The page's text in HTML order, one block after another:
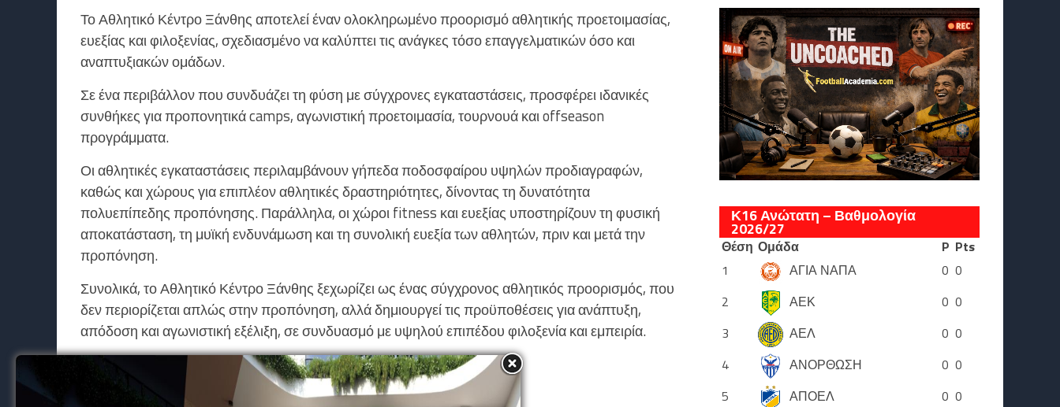
Το Αθλητικό Κέντρο Ξάνθης αποτελεί έναν ολοκληρωμένο προορισμό αθλητικής προετοιμασίας,
ευεξίας και φιλοξενίας, σχεδιασμένο να καλύπτει τις ανάγκες τόσο επαγγελματικών όσο και
αναπτυξιακών ομάδων.
Σε ένα περιβάλλον που συνδυάζει τη φύση με σύγχρονες εγκαταστάσεις, προσφέρει ιδανικές
συνθήκες για προπονητικά camps, αγωνιστική προετοιμασία, τουρνουά και offseason
προγράμματα.
Οι αθλητικές εγκαταστάσεις περιλαμβάνουν γήπεδα ποδοσφαίρου υψηλών προδιαγραφών,
καθώς και χώρους για επιπλέον αθλητικές δραστηριότητες, δίνοντας τη δυνατότητα
πολυεπίπεδης προπόνησης. Παράλληλα, οι χώροι fitness και ευεξίας υποστηρίζουν τη φυσική
αποκατάσταση, τη μυϊκή ενδυνάμωση και τη συνολική ευεξία των αθλητών, πριν και μετά την
προπόνηση.
Συνολικά, το Αθλητικό Κέντρο Ξάνθης ξεχωρίζει ως ένας σύγχρονος αθλητικός προορισμός, που
δεν περιορίζεται απλώς στην προπόνηση, αλλά δημιουργεί τις προϋποθέσεις για ανάπτυξη,
απόδοση και αγωνιστική εξέλιξη, σε συνδυασμό με υψηλού επιπέδου φιλοξενία και εμπειρία.
WhatsAppMessenger
TwitterEmailΜοιραστείτε
Κ16 Ανώτατη – Βαθμολογία
2026/27
Θέση Ομάδα P Pts
1
ΑΓΙΑ ΝΑΠΑ 0 0
2
ΑΕΚ 0 0
3
ΑΕΛ 0 0
4
ΑΝΟΡΘΩΣΗ 0 0
5
ΑΠΟΕΛ 0 0